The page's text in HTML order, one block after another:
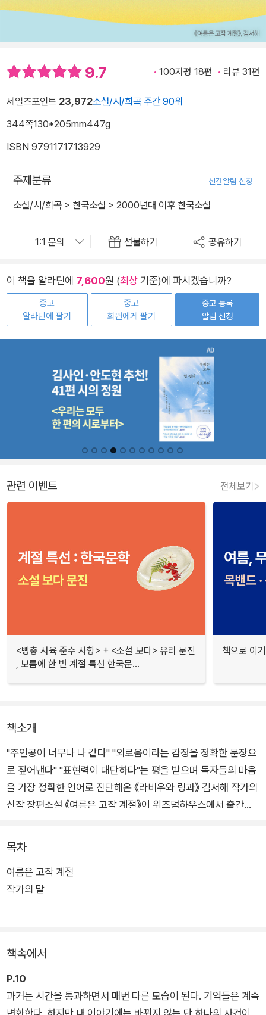
9.7 100자평 18편 리뷰 31편
세일즈포인트 23,972소설/시/희곡 주간 90위
344쪽130*205mm447g
ISBN 9791171713929
주제분류 신간알림 신청
소설/시/희곡 > 한국소설 > 2000년대 이후 한국소설
선물하기 공유하기
이 책을 알라딘에 7,600원 (최상 기준)에 파시겠습니까?
중고
알라딘에 팔기
중고
회원에게 팔기
중고 등록
알림 신청
관련 이벤트 전체보기
<빵충 사육 준수 사항> + <소설 보다> 유리 문진
, 보름에 한 번 계절 특선 한국문...
책으로 이
책소개
"주인공이 너무나 나 같다" "외로움이라는 감정을 정확한 문장으
로 짚어낸다" "표현력이 대단하다"는 평을 받으며 독자들의 마음
을 가장 정확한 언어로 진단해온 《라비우와 링과》 김서해 작가의
신작 장편소설 《여름은 고작 계절》이 위즈덤하우스에서 출간되
아메리칸드림이라는 환상이 긴 꼬리를 남기며 사라지던 2000년
대, 열 살 '제니'는 갑작스럽게 미국으로 이민하게 된다. 필사적으
로 영어를 배우며 친구들 사이를 맴돌던 어느 여름, 같은 한국인
여긴다.
냉소와 순수, 동경과 질투가 뒤엉킨 채 시간이 흐르고, 제니와 한
나가 멀어졌다 가까워졌다를 반복하는 동안 찾아온 세 번째 여름.
목차
여름은 고작 계절
작가의 말
책속에서
P.10
과거는 시간을 통과하면서 매번 다른 모습이 된다. 기억들은 계속